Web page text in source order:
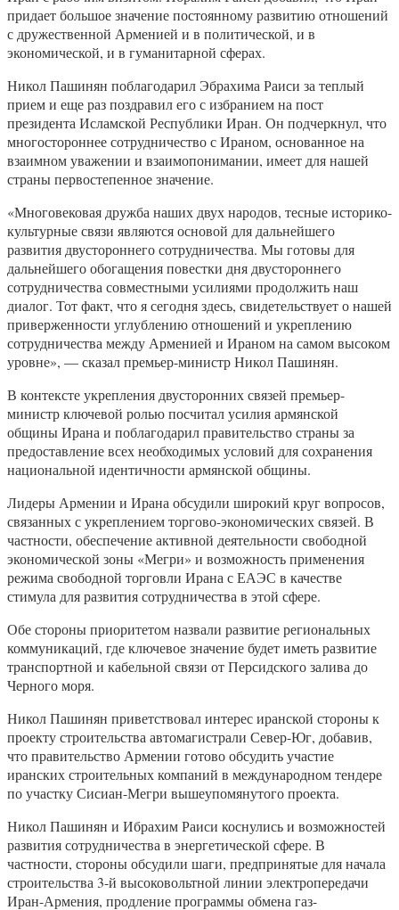
придает большое значение постоянному развитию отношений
с дружественной Арменией и в политической, и в
экономической, и в гуманитарной сферах.
Никол Пашинян поблагодарил Эбрахима Раиси за теплый
прием и еще раз поздравил его с избранием на пост
президента Исламской Республики Иран. Он подчеркнул, что
многостороннее сотрудничество с Ираном, основанное на
взаимном уважении и взаимопонимании, имеет для нашей
страны первостепенное значение.
«Многовековая дружба наших двух народов, тесные историко-
культурные связи являются основой для дальнейшего
развития двустороннего сотрудничества. Мы готовы для
дальнейшего обогащения повестки дня двустороннего
сотрудничества совместными усилиями продолжить наш
диалог. Тот факт, что я сегодня здесь, свидетельствует о нашей
приверженности углублению отношений и укреплению
сотрудничества между Арменией и Ираном на самом высоком
уровне», — сказал премьер-министр Никол Пашинян.
В контексте укрепления двусторонних связей премьер-
министр ключевой ролью посчитал усилия армянской
общины Ирана и поблагодарил правительство страны за
предоставление всех необходимых условий для сохранения
национальной идентичности армянской общины.
Лидеры Армении и Ирана обсудили широкий круг вопросов,
связанных с укреплением торгово-экономических связей. В
частности, обеспечение активной деятельности свободной
экономической зоны «Мегри» и возможность применения
режима свободной торговли Ирана с ЕАЭС в качестве
стимула для развития сотрудничества в этой сфере.
Обе стороны приоритетом назвали развитие региональных
коммуникаций, где ключевое значение будет иметь развитие
транспортной и кабельной связи от Персидского залива до
Черного моря.
Никол Пашинян приветствовал интерес иранской стороны к
проекту строительства автомагистрали Север-Юг, добавив,
что правительство Армении готово обсудить участие
иранских строительных компаний в международном тендере
по участку Сисиан-Мегри вышеупомянутого проекта.
Никол Пашинян и Ибрахим Раиси коснулись и возможностей
развития сотрудничества в энергетической сфере. В
частности, стороны обсудили шаги, предпринятые для начала
строительства 3-й высоковольтной линии электропередачи
Иран-Армения, продление программы обмена газ-